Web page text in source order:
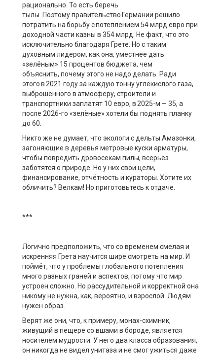
рационально. То есть беречь
тылы. Поэтомуправительство Германии решило
потратить на борьбу с потеплением 54млрд евро при
доходной части казны в 354 млрд. Не факт, что это
исключительно благодаря Грете . Но с таким
духовным лидером, как она, уместнее дать
«зелёным» 15 процентов бюджета, чем
объяснить, почемуэтого не надо делать . Ради
этогов 2021 году за каждую тонну углекислого газа,
выброшенного в атмосферу, строители и
транспортники заплатят 10 евро, в 2025-м — 35, а
после 2026-го «зелёные» хотели бы поднять планку
до 60.
Никто же не думает, что экологи с дельты Амазонки,
загоняющие в деревья метровые куски арматуры,
чтобы повредить дровосекам пилы, всерьёз
заботятся о природе. Но у них свои цели,
финансирование, отчётность и кураторы. Хотите их
обличить? Велкам! Но приготовьтесь к отдаче.
***
Логично предположить, что со временем смелая и
искренняя Грета научится шире смотреть на мир. И
поймёт, что у проблемы глобального потепления
много разных граней и аспектов, потому что мир
устроен сложно. Но рассудительной и корректной она
никому не нужна, как, вероятно, и взрослой. Людям
нужен образ.
Верят же они, что, к примеру, монах-схимник,
живущий в пещере со вшами в бороде, является
носителем мудрости. Унего два класса образования,
он никогда не видел унитаза и не смог ужиться даже